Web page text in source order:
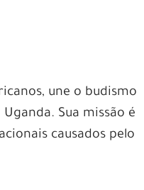
une o budismo
Sua missão é
causados pelo